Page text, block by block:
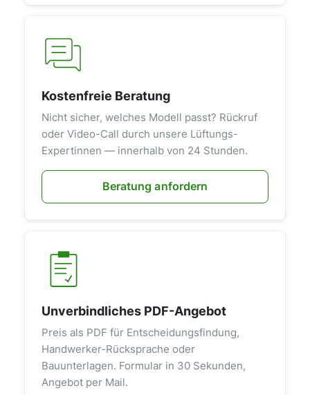
Kostenfreie Beratung
Nicht sicher, welches Modell passt? Rückruf
oder Video-Call durch unsere Lüftungs-
Expertinnen — innerhalb von 24 Stunden.
Beratung anfordern
Unverbindliches PDF-Angebot
Preis als PDF für Entscheidungsfindung,
Handwerker-Rücksprache oder
Bauunterlagen. Formular in 30 Sekunden,
Angebot per Mail.